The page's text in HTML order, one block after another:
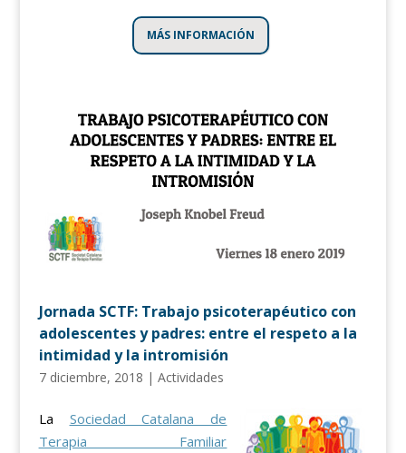
MÁS INFORMACIÓN
Jornada SCTF: Trabajo psicoterapéutico con
adolescentes y padres: entre el respeto a la
intimidad y la intromisión
7 diciembre, 2018 | Actividades
La Sociedad Catalana de
Terapia Familiar